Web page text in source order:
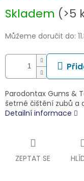
cena:
Skladem (>5
Můžeme doručit do:
Parodontax Gums &
šetrné čištění zubů a
Detailní informace
ZEPTAT SE